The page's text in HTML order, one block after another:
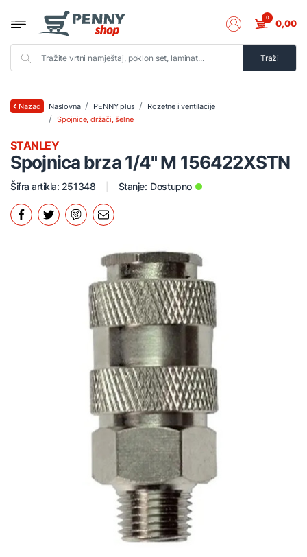
Traži
0 0,00
Nazad Naslovna PENNY plus
Rozetne i ventilacije
Spojnice, držači, šelne
Spojnica brza 1/4" M 156422XSTN
STANLEY
Šifra artikla: 251348 Stanje: Dostupno